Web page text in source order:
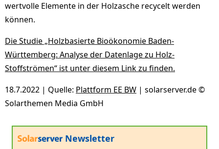
wertvolle Elemente in der Holzasche recycelt werden
können.
Die Studie „Holzbasierte Bioökonomie Baden-
Württemberg: Analyse der Datenlage zu Holz-
Stoffströmen“ ist unter diesem Link zu finden.
18.7.2022 | Quelle: Plattform EE BW | solarserver.de ©
Solarthemen Media GmbH
Newsletter